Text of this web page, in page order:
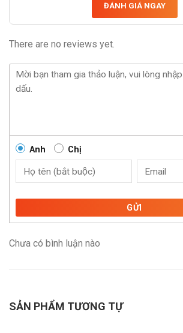
ĐÁNH GIÁ NGAY
There are no reviews yet.
Anh Chị
GỬI
Chưa có bình luận nào
SẢN PHẨM TƯƠNG TỰ